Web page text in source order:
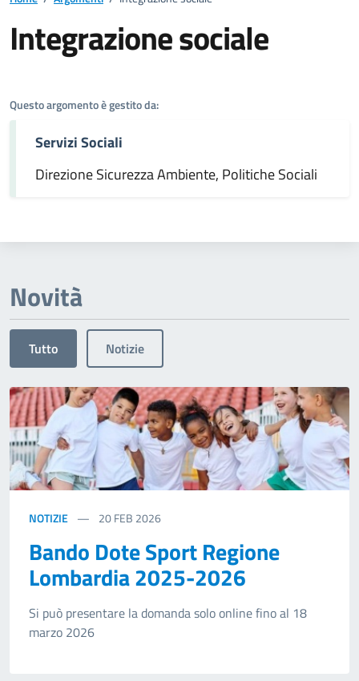
Integrazione sociale
Questo argomento è gestito da:
Servizi Sociali
Direzione Sicurezza Ambiente, Politiche Sociali
Novità
Tutto Notizie
NOTIZIE 20FEB 2026
Bando Dote Sport Regione
Lombardia 2025-2026
Si può presentare la domanda solo online fino al 18
marzo 2026